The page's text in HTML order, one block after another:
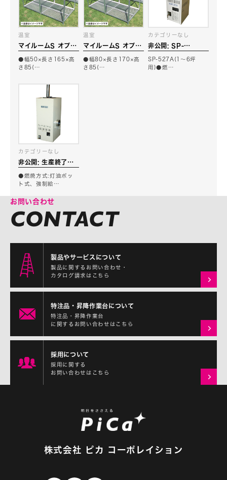
マイルームS オプシ
1705型
温室
●幅50×長さ165×高
さ85(…
マイルームS オプシ
1708型
温室
●幅80×長さ170×高
さ85(…
非公開: SP-
石油暖房機
カテゴリーなし
SP-527A(1〜6坪
用)●燃…
非公開: 生産終了品
10坪用) ポット式石
カテゴリーなし
●燃焼方式:灯油ポッ
ト式、強制給…
お問い合わせ
製品やサービスについて
製品に関するお問い合わせ・
カタログ請求はこちら
特注品・昇降作業台について
特注品・昇降作業台
に関するお問い合わせはこちら
採用について
採用に関する
お問い合わせはこちら
株式会社 ピカ コーポレイション